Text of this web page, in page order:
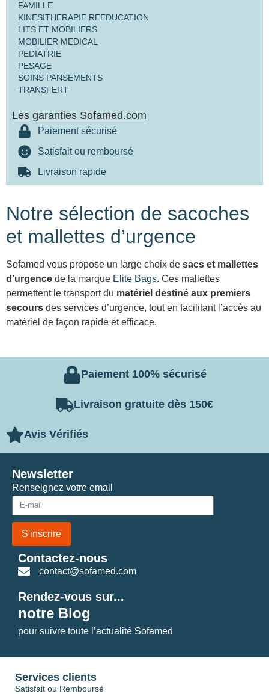
FAMILLE
KINESITHERAPIE REEDUCATION
LITS ET MOBILIERS
MOBILIER MEDICAL
PEDIATRIE
PESAGE
SOINS PANSEMENTS
TRANSFERT
Les garanties Sofamed.com
Paiement sécurisé
Satisfait ou remboursé
Livraison rapide
Notre sélection de sacoches
et mallettes d’urgence
Sofamed vous propose un large choix de sacs et mallettes
d’urgence de la marque Elite Bags. Ces mallettes
permettent le transport du matériel destiné aux premiers
secours des services d’urgence, tout en facilitant l’accès au
matériel de façon rapide et efficace.
Paiement 100% sécurisé
Livraison gratuite dès 150€
Avis Vérifiés
Renseignez votre email
S'inscrire
Newsletter
Contactez-nous
contact@sofamed.com
Rendez-vous sur...
notre Blog
pour suivre toute l’actualité Sofamed
Services clients
Satisfait ou Remboursé